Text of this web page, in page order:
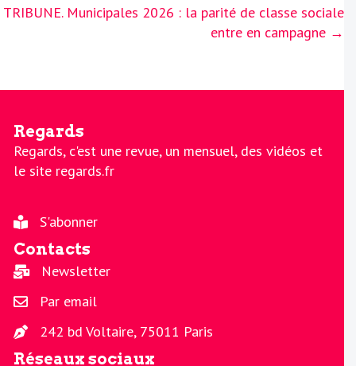
TRIBUNE. Municipales 2026 : la parité de classe sociale
entre en campagne →
Regards
Regards, c'est une revue, un mensuel, des vidéos et
le site regards.fr
S'abonner
Contacts
Newsletter
Par email
242 bd Voltaire, 75011 Paris
Réseaux sociaux